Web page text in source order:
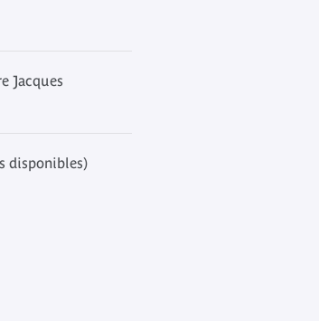
Jacques
disponibles)